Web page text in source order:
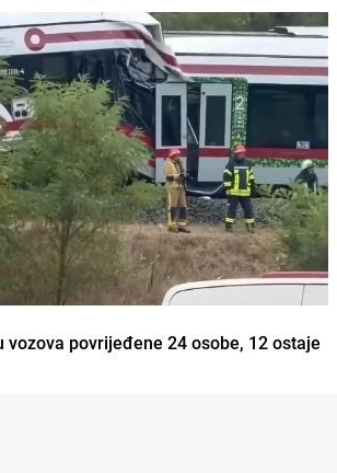
vozova povrijeđene 24 osobe, 12 ostaje